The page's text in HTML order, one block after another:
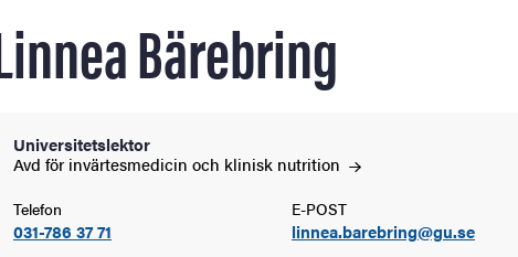
innovation
Bärebring
Universitetslektor
Avd för invärtesmedicin och klinisk nutrition
Telefon
031-786 37 71
E-POST
linnea.barebring@gu.se